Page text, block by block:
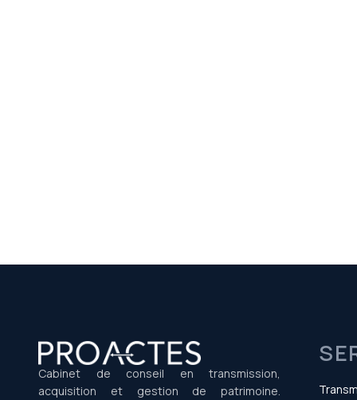
Cabinet de conseil en transmission,
acquisition et gestion de patrimoine.